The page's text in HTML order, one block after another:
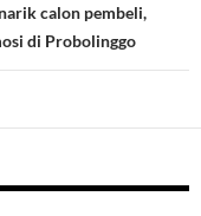
calon pembeli,
di Probolinggo